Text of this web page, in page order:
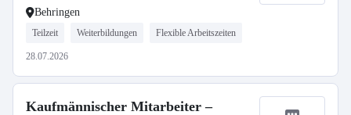
Behringen
Teilzeit Weiterbildungen Flexible Arbeitszeiten
28.07.2026
Kaufmännischer Mitarbeiter –